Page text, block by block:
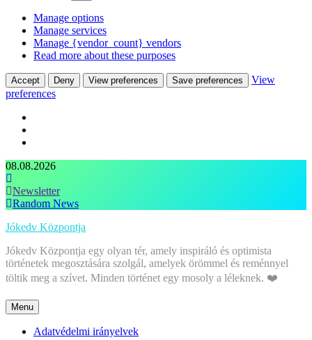
Manage options
Manage services
Manage {vendor_count} vendors
Read more about these purposes
Accept Deny View preferences Save preferences
View
preferences
Skip
to
content
08.08.2026
Newsletter
Random News
Jókedv Központja
Jókedv Központja egy olyan tér, amely inspiráló és optimista
történetek megosztására szolgál, amelyek örömmel és reménnyel
töltik meg a szívet. Minden történet egy mosoly a léleknek. ❤️
Menu
Adatvédelmi irányelvek